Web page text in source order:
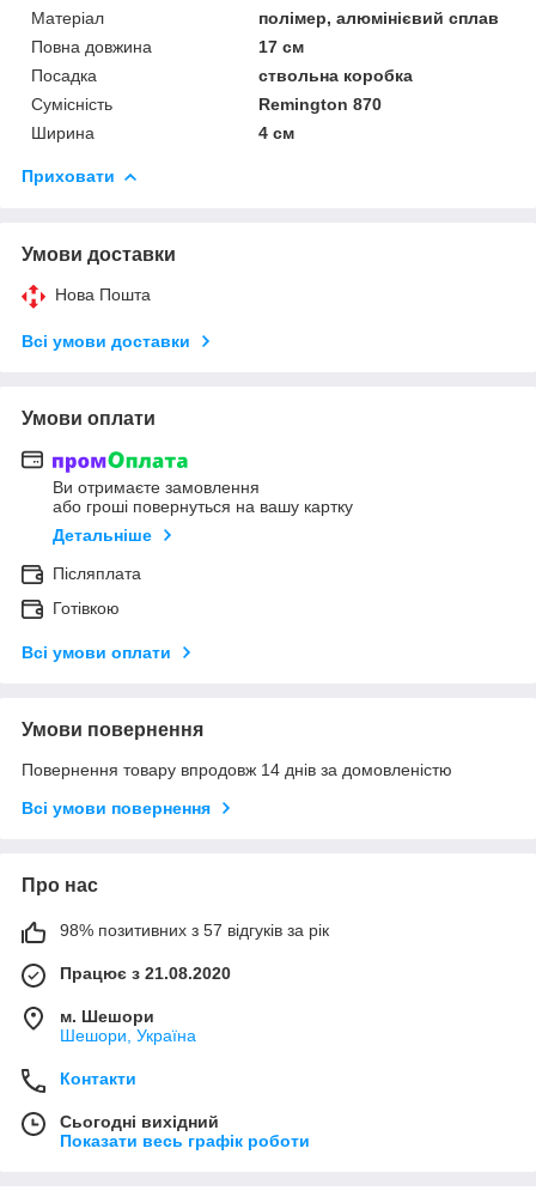
Матеріал
полімер, алюмінієвий сплав
Повна довжина
17 см
Посадка
ствольна коробка
Сумісність
Remington 870
Ширина
4 см
Приховати
Умови доставки
Нова Пошта
Всі умови доставки
Умови оплати
Ви отримаєте замовлення
або гроші повернуться на вашу картку
Детальніше
Післяплата
Готівкою
Всі умови оплати
Умови повернення
Повернення товару впродовж 14 днів за домовленістю
Всі умови повернення
Про нас
98% позитивних з 57 відгуків за рік
Працює з 21.08.2020
м. Шешори
Шешори, Україна
Контакти
Сьогодні вихідний
Показати весь графік роботи